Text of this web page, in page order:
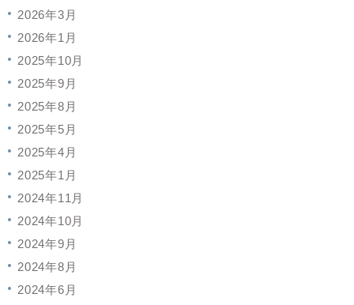
2026年3月
2026年1月
2025年10月
2025年9月
2025年8月
2025年5月
2025年4月
2025年1月
2024年11月
2024年10月
2024年9月
2024年8月
2024年6月